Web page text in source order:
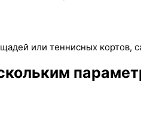
или теннисных кортов,